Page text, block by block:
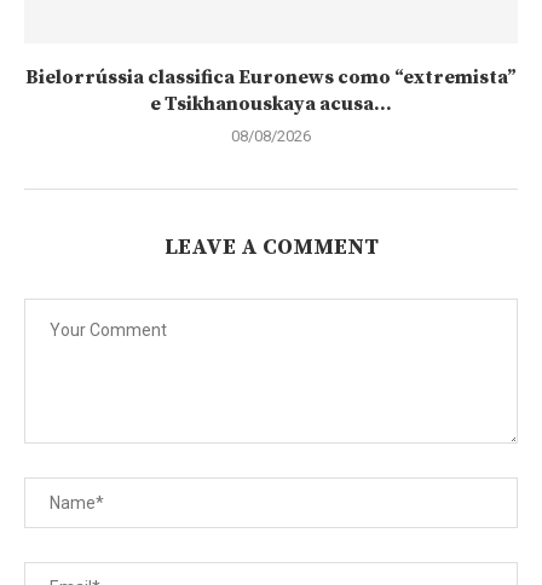
Bielorrússia classifica Euronews como “extremista”
e Tsikhanouskaya acusa...
08/08/2026
LEAVE A COMMENT